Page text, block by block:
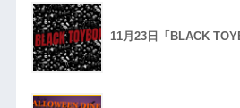
11月23日「BLACK